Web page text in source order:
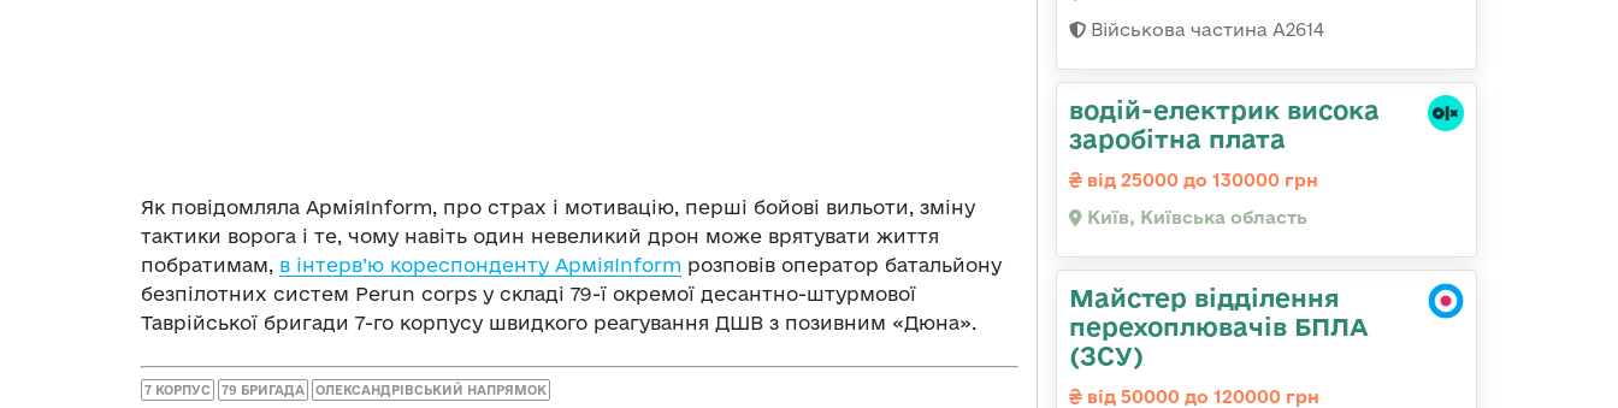
Як повідомляла АрміяInform, про страх і мотивацію, перші бойові вильоти, зміну
тактики ворога і те, чому навіть один невеликий дрон може врятувати життя
побратимам, в інтерв’ю кореспонденту АрміяInform розповів оператор батальйону
безпілотних систем Perun corps у складі 79-ї окремої десантно-штурмової
Таврійської бригади 7-го корпусу швидкого реагування ДШВ з позивним «Дюна».
7 КОРПУС 79 БРИГАДА ОЛЕКСАНДРІВСЬКИЙ НАПРЯМОК
Військова частина А2614
водій-електрик висока
заробітна плата
від 25000 до 130000 грн
Київ, Київська область
Майстер відділення
перехоплювачів БПЛА
(ЗСУ)
від 50000 до 120000 грн